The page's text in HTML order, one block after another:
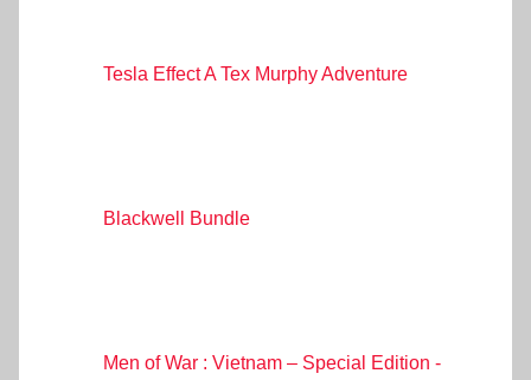
Tesla Effect A Tex Murphy Adventure
Blackwell Bundle
Men of War : Vietnam – Special Edition -